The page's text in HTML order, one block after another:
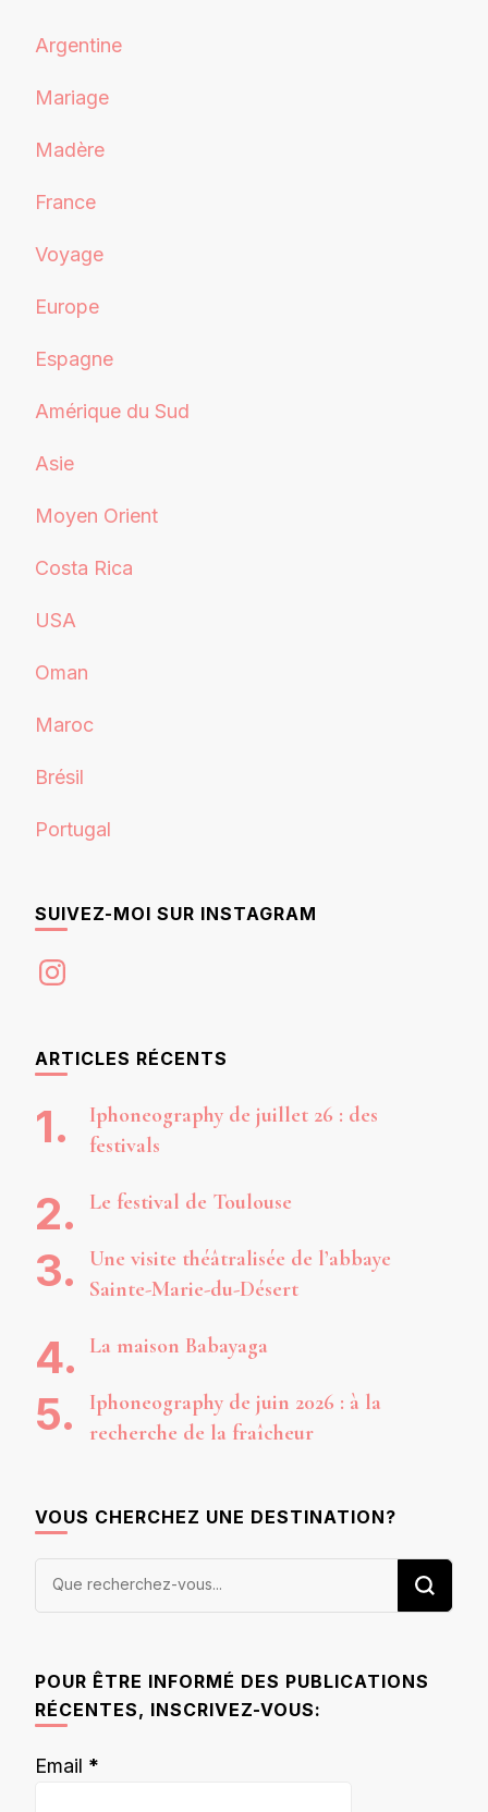
Argentine
Mariage
Madère
France
Voyage
Europe
Espagne
Amérique du Sud
Asie
Moyen Orient
Costa Rica
USA
Oman
Maroc
Brésil
Portugal
SUIVEZ-MOI SUR INSTAGRAM
Instagram
ARTICLES RÉCENTS
Iphoneography de juillet 26 : des
festivals
Le festival de Toulouse
Une visite théâtralisée de l’abbaye
Sainte-Marie-du-Désert
La maison Babayaga
Iphoneography de juin 2026 : à la
recherche de la fraîcheur
VOUS CHERCHEZ UNE DESTINATION?
Vous
POUR ÊTRE INFORMÉ DES PUBLICATIONS
RÉCENTES, INSCRIVEZ-VOUS:
Email *